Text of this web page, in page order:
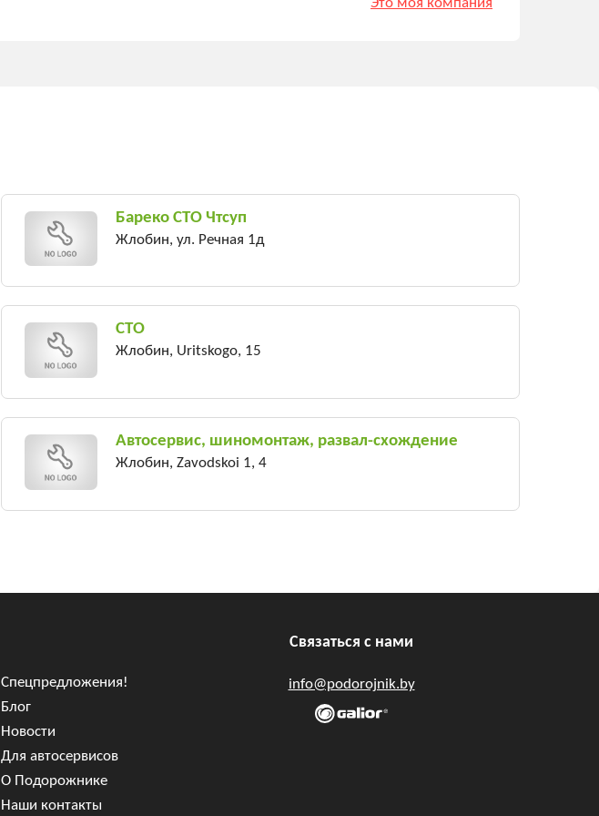
Бареко СТО Чтсуп
Жлобин, ул. Речная 1д
СТО
Жлобин, Uritskogo, 15
Автосервис, шиномонтаж, развал-схождение
Жлобин, Zavodskoi 1, 4
Спецпредложения!
Блог
Новости
Для автосервисов
О Подорожнике
Наши контакты
Связаться с нами
info@podorojnik.by